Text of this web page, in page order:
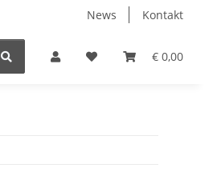
News Kontakt
€ 0,00